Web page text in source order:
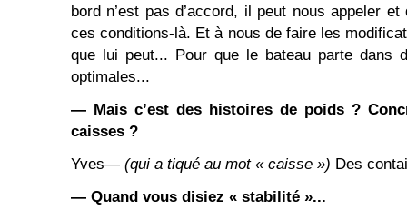
bord n’est pas d’accord, il peut nous appeler
ces conditions-là. Et à nous de faire les
que lui peut... Pour que le bateau parte dans
optimales...
― Mais c’est des histoires de poids ?
caisses ?
Yves― (qui a tiqué au mot « caisse ») Des
― Quand vous disiez « stabilité »...